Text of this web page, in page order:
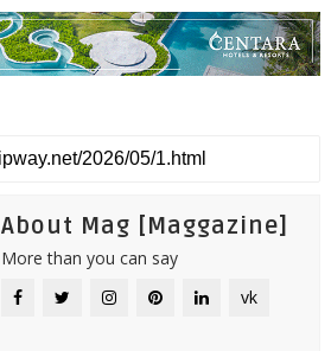
About Mag [Maggazine]
More than you can say
vk